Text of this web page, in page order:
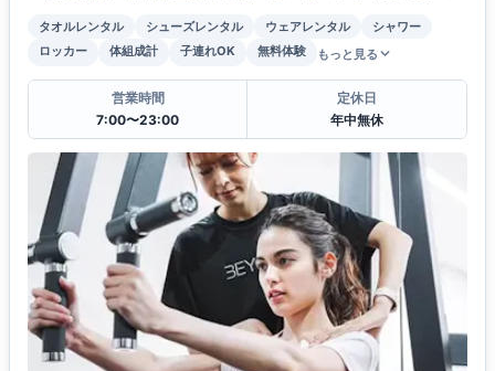
タオルレンタル シューズレンタル ウェアレンタル
シャワー
ロッカー
体組成計 子連れOK 無料体験 もっと見る
営業時間
7:00〜23:00
定休日
年中無休